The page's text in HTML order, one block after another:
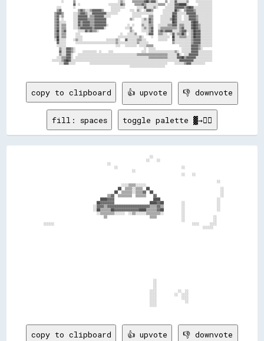
copy to clipboard 👍 upvote 👎 downvote
fill: spaces toggle palette ▓→✊🏽
                                                              ░░
                                                            ░░    ░░
                                      ░░
                                          ░░                                    ░░
                                                    ░░
                                                                                ░░    ░░
                                                                                                    ░░
                                              ░░░░▒▒▒▒░░░░░░
                                            ██  ▒▒▒▒░░▒▒▒▒  ██                                        ░░
                                          ██  ▒▒▒▒▒▒░░▒▒▒▒▓▓  ██                                      ░░
                                      ▒▒▓▓  ▒▒▒▒▒▒▒▒  ▒▒▒▒▒▒    ▓▓                                    ░░
                                  ████▓▓▓▓                      ████                                ░░
                                ██▓▓▓▓▓▓▓▓                    ████▓▓██          ░░                  ░░
                              ░░▓▓▓▓▒▒▓▓▓▓▓▓▓▓▓▓▓▓▓▓▓▓▓▓▓▓▓▓▓▓▒▒▒▒▓▓▒▒          ░░                  ░░
                              ░░██▒▒▒▒▒▒██▓▓▓▓▓▓▓▓▓▓▓▓▓▓████▒▒▒▒▒▒▓▓██          ░░                  ░░
                                ░░▒▒▒▒▒▒▒▒░░░░░░  ░░▒▒░░░░░░▒▒▒▒▒▒▒▒░░          ░░
                                    ▒▒                        ▒▒▒▒              ░░                ░░
                                                                                ░░                ░░
  ░░░░░░                                                                              ░░░░      ░░░░
                                                                                            ░░░░░░
                                                                ░░
                                                                ░░
                                                                ░░
                                                              ░░░░            ░░  ░░
                                                              ░░░░          ░░  ░░░░
                                                              ░░░░              ░░░░
                                                              ░░░░                ░░
                                                              ░░░░
copy to clipboard 👍 upvote 👎 downvote